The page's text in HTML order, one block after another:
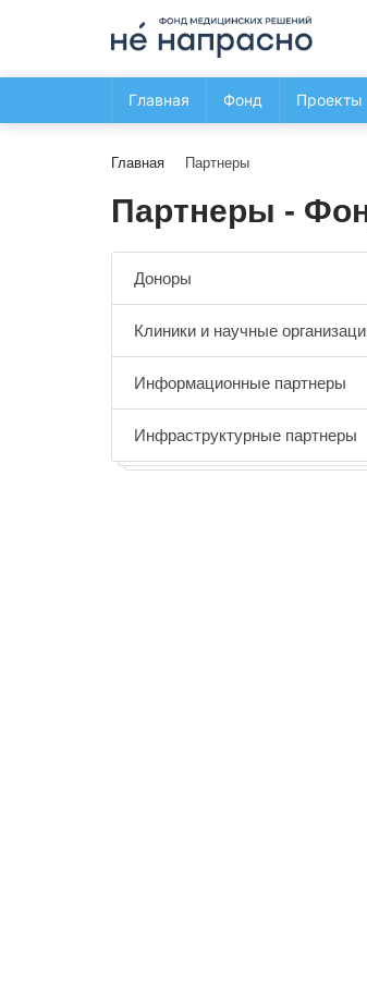
Главная Фонд Проекты
Главная Партнеры
Партнеры -
Доноры
Клиники и научные
Информационные партнеры
Инфраструктурные партнеры